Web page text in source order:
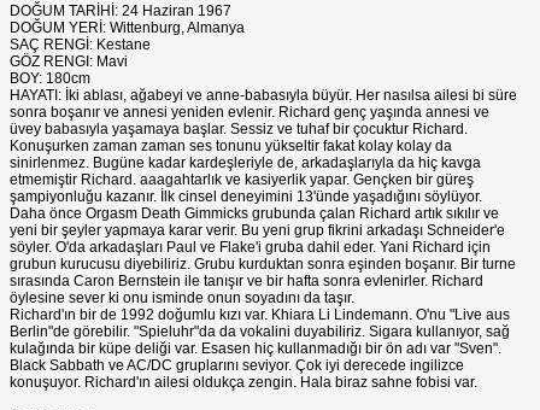
DOĞUM TARİHİ: 24 Haziran 1967
DOĞUM YERİ: Wittenburg, Almanya
SAÇ RENGİ: Kestane
GÖZ RENGI: Mavi
BOY: 180cm
HAYATI: İki ablası, ağabeyi ve anne-babasıyla büyür. Her nasılsa ailesi bi süre
sonra boşanır ve annesi yeniden evlenir. Richard genç yaşında annesi ve
üvey babasıyla yaşamaya başlar. Sessiz ve tuhaf bir çocuktur Richard.
Konuşurken zaman zaman ses tonunu yükseltir fakat kolay kolay da
sinirlenmez. Bugüne kadar kardeşleriyle de, arkadaşlarıyla da hiç kavga
etmemiştir Richard. aaagahtarlık ve kasiyerlik yapar. Gençken bir güreş
şampiyonluğu kazanır. İlk cinsel deneyimini 13'ünde yaşadığını söylüyor.
Daha önce Orgasm Death Gimmicks grubunda çalan Richard artık sıkılır ve
yeni bir şeyler yapmaya karar verir. Bu yeni grup fikrini arkadaşı Schneider'e
söyler. O'da arkadaşları Paul ve Flake'i gruba dahil eder. Yani Richard için
grubun kurucusu diyebiliriz. Grubu kurduktan sonra eşinden boşanır. Bir turne
sırasında Caron Bernstein ile tanışır ve bir hafta sonra evlenirler. Richard
öylesine sever ki onu isminde onun soyadını da taşır.
Richard'ın bir de 1992 doğumlu kızı var. Khiara Li Lindemann. O'nu "Live aus
Berlin"de görebilir. "Spieluhr"da da vokalini duyabiliriz. Sigara kullanıyor, sağ
kulağında bir küpe deliği var. Esasen hiç kullanmadığı bir ön adı var "Sven".
Black Sabbath ve AC/DC gruplarını seviyor. Çok iyi derecede ingilizce
konuşuyor. Richard'ın ailesi oldukça zengin. Hala biraz sahne fobisi var.